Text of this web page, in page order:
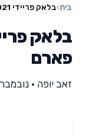
בית›בלאק פריידי 2021 ברשת סופר פארם
פארם
זאב יופה • נובמבר 16, 2019